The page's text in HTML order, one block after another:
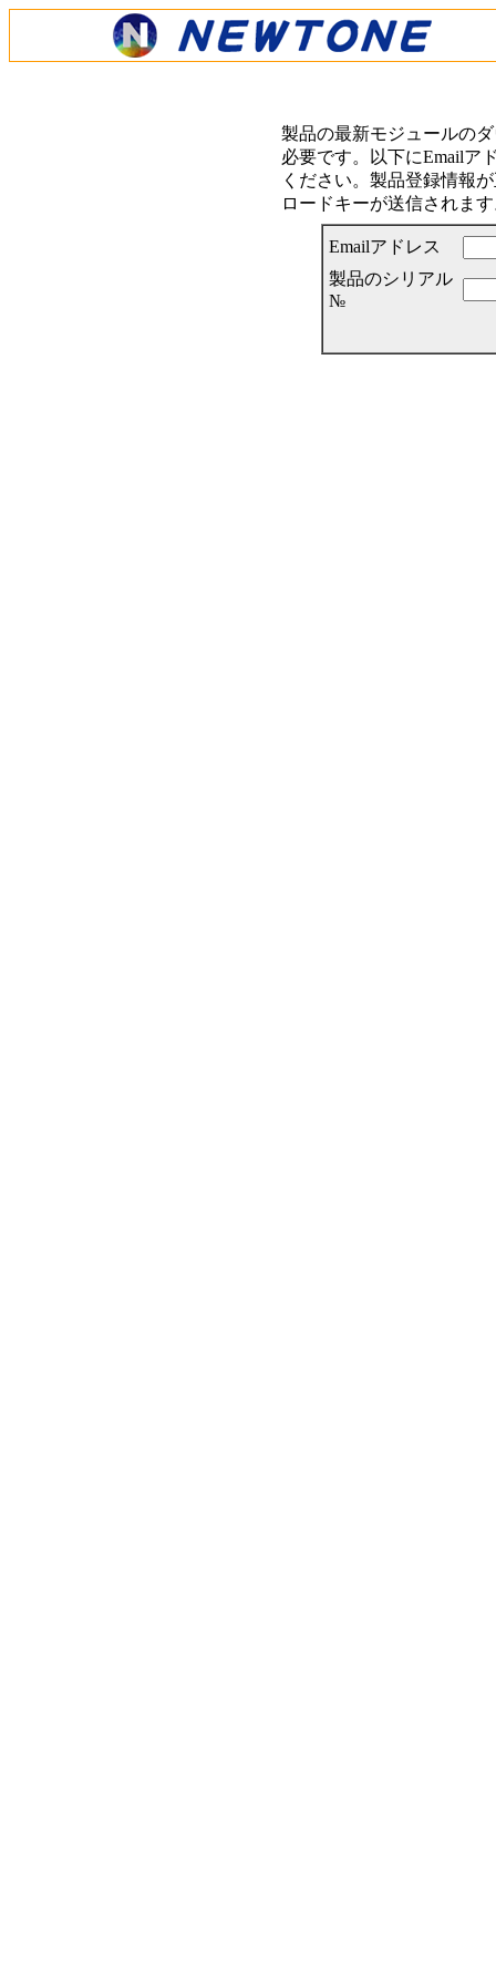
製品の最新モジュールの
必要です。以下にEmailア
ください。製品登録情報
ロードキーが送信されま
Emailアドレス
製品のシリアル
№